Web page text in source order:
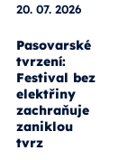
20. 07. 2026
Pasovarské
tvrzení:
Festival bez
elektřiny
zachraňuje
zaniklou
tvrz